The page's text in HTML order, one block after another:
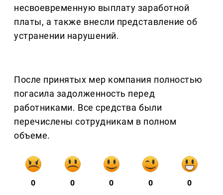
несвоевременную выплату заработной
платы, а также внесли представление об
устранении нарушений.
После принятых мер компания полностью
погасила задолженность перед
работниками. Все средства были
перечислены сотрудникам в полном
объеме.
0 0 0 0 0